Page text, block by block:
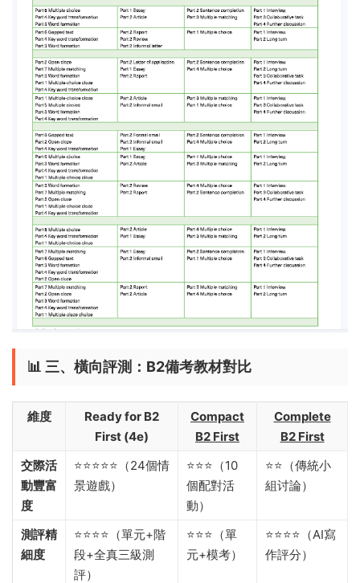
📊 ​ 三、橫向評測：B2備考教材對比
維度
Ready for B2
First (4e)​
Compact
B2 First
Complete
B2 First
交際活
動豐富
度
⭐⭐⭐⭐⭐（24個情
景遊戲）
⭐⭐⭐（10
個配對活
動）
⭐⭐（傳統小
組讨論）
測評精
細度
⭐⭐⭐⭐（單元+階
段+全真三級測
評）
⭐⭐⭐（單
元+模考）
⭐⭐⭐⭐（AI寫
作評分）